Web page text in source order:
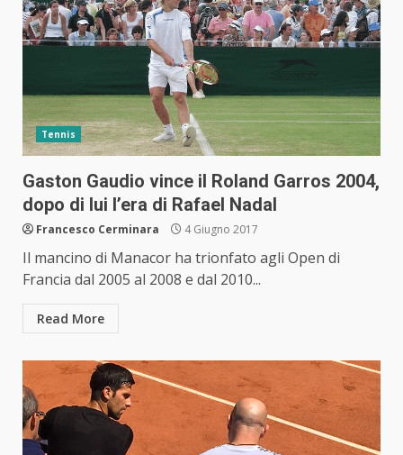
Tennis
Gaston Gaudio vince il Roland Garros 2004,
dopo di lui l’era di Rafael Nadal
Francesco Cerminara 4 Giugno 2017
Il mancino di Manacor ha trionfato agli Open di
Francia dal 2005 al 2008 e dal 2010...
Read More